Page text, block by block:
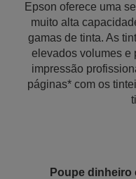
Epson oferece uma
muito alta
gamas de tinta. As
elevados volumes e
impressão
páginas* com os
Poupe